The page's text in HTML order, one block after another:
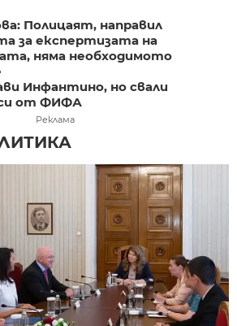
Полицаят, направил
за експертизата на
няма необходимото
Инфантино, но свали
от ФИФА
Реклама